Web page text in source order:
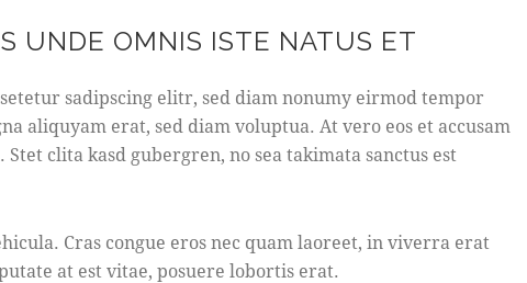
UNDE OMNIS ISTE NATUS ET
sadipscing elitr, sed diam nonumy eirmod tempor
aliquyam erat, sed diam voluptua. At vero eos et accusam
clita kasd gubergren, no sea takimata sanctus est
Cras congue eros nec quam laoreet, in viverra erat
at est vitae, posuere lobortis erat.